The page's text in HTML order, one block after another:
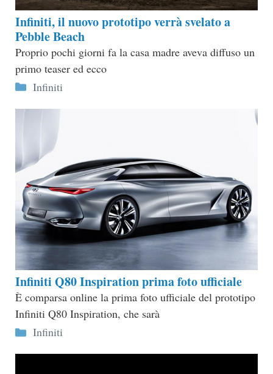
Infiniti, il nuovo prototipo verrà svelato a
Pebble Beach
Proprio pochi giorni fa la casa madre aveva diffuso un
primo teaser ed ecco
Categorie
Infiniti
Infiniti Q80 Inspiration prima foto ufficiale
È comparsa online la prima foto ufficiale del prototipo
Infiniti Q80 Inspiration, che sarà
Categorie
Infiniti